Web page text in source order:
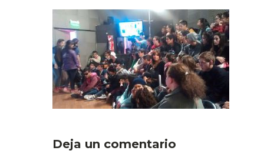
Deja un comentario